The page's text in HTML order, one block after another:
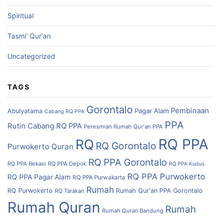
Spiritual
Tasmi' Qur'an
Uncategorized
TAGS
Abulyatama Cabang RQ PPA Gorontalo Pagar Alam Pembinaan
Rutin Cabang RQ PPA Peresmian Rumah Qur'an PPA PPA
Purwokerto Quran RQ RQ Gorontalo RQ PPA
RQ PPA Bekasi RQ PPA Depok RQ PPA Gorontalo RQ PPA Kudus
RQ PPA Pagar Alam RQ PPA Purwakarta RQ PPA Purwokerto
RQ Purwokerto RQ Tarakan Rumah Rumah Qur'an PPA Gorontalo
Rumah Quran Rumah Quran Bandung Rumah